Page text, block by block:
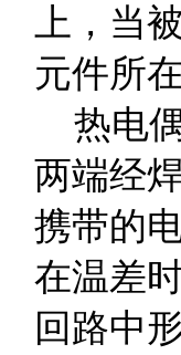
上，当
元件所
热电偶
两端经
携带的
在温差
回路中